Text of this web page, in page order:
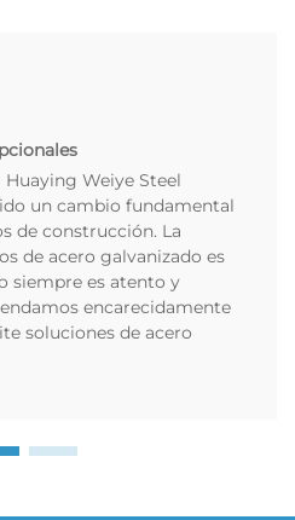
Weiye Steel
un cambio fundamental
de construcción. La
de acero galvanizado es
siempre es atento y
encarecidamente
soluciones de acero